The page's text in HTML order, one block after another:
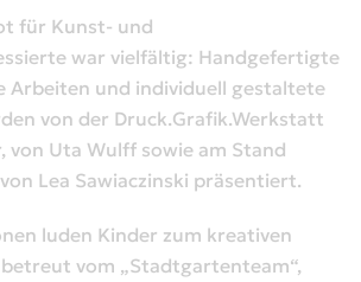
für Kunst- und
war vielfältig: Handgefertigte
Arbeiten und individuell gestaltete
von der Druck.Grafik.Werkstatt
von Uta Wulff sowie am Stand
Lea Sawiaczinski präsentiert.
luden Kinder zum kreativen
vom „Stadtgartenteam“,